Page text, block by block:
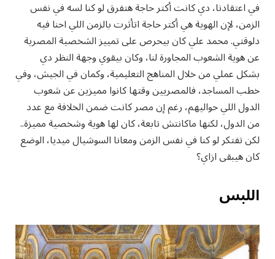
في اعتقادنا، دي كانت أكتر حاجة هتفرق لو كنا لسه في نفس
الزمن، لإن الهوية هي أكتر حاجة اتأثرت بالزمن اللي احنا فيه
دلوقتي. محمد علي كان بيحرص على تمييز الشخصية المصرية
عن هوية الشعوب المجاورة لنا، وكان بيقوي وجهة النظر دي
بشكل عملي من خلال المناهج التعليمية، وكمان في الجيش، وفي
خطب المساجد، فالمصريين وقتها كانوا مميزين عن شعوب
الدول اللي حواليهم، رغم إن مصر كانت ضمن الخلافة مع عدد
من الدول، لكنها ماكانتش تابعة، كان لها هوية وشخصية مميزة..
لكن تفتكر لو كنا في نفس الزمن ومعانا السوشيال ميديا، الوضع
كان هيبقى ازاي؟
اللبس